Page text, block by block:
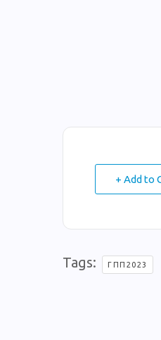
+ Add to
Tags: ΓΠΠ2023